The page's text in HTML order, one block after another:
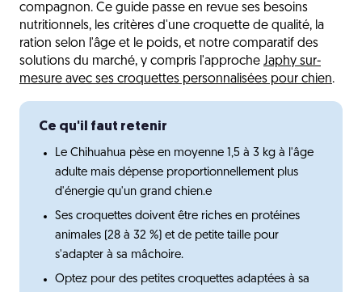
Chihuahua
Comment réussir la transition vers de nouvelles
croquettes
Notre comparatif : Royal Canin, marques premium
et alternatives sur-mesure
Aliments et pièges à éviter
L'avis du vétérinaire
Questions fréquentes
Découvrez aussi
compagnon. Ce guide passe en revue ses besoins
nutritionnels, les critères d'une croquette de qualité, la
ration selon l'âge et le poids, et notre comparatif des
solutions du marché, y compris l'approche Japhy sur-
mesure avec ses croquettes personnalisées pour chien.
Ce qu'il faut retenir
Le Chihuahua pèse en moyenne 1,5 à 3 kg à l'âge
adulte mais dépense proportionnellement plus
d'énergie qu'un grand chien.e
Ses croquettes doivent être riches en protéines
animales (28 à 32 %) et de petite taille pour
s'adapter à sa mâchoire.
Optez pour des petites croquettes adaptées à sa